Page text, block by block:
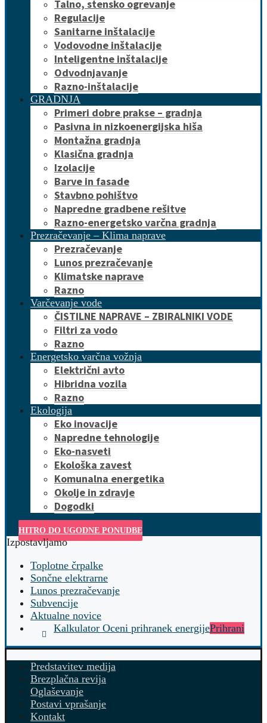
Talno, stensko ogrevanje
Regulacije
Sanitarne inštalacije
Vodovodne inštalacije
Inteligentne inštalacije
Odvodnjavanje
Razno-inštalacije
GRADNJA
Primeri dobre prakse – gradnja
Pasivna in nizkoenergijska hiša
Montažna gradnja
Klasična gradnja
Izolacije
Barve in fasade
Stavbno pohištvo
Napredne gradbene rešitve
Razno-energetsko varčna gradnja
Prezračevanje – Klima naprave
Prezračevanje
Lunos prezračevanje
Klimatske naprave
Razno
Varčevanje vode
ČISTILNE NAPRAVE – ZBIRALNIKI VODE
Filtri za vodo
Razno
Energetsko varčna vožnja
Električni avto
Hibridna vozila
Razno
Ekologija
Eko inovacije
Napredne tehnologije
Eko-nasveti
Ekološka zavest
Komunalna energetika
Okolje in zdravje
Dogodki
HITRO DO UGODNE PONUDBE
Izpostavljamo
Toplotne črpalke
Sončne elektrarne
Lunos prezračevanje
Subvencije
Aktualne novice
Kalkulator Oceni prihranek energijePrihrani
Predstavitev medija
Brezplačna revija
Oglaševanje
Postavi vprašanje
Kontakt